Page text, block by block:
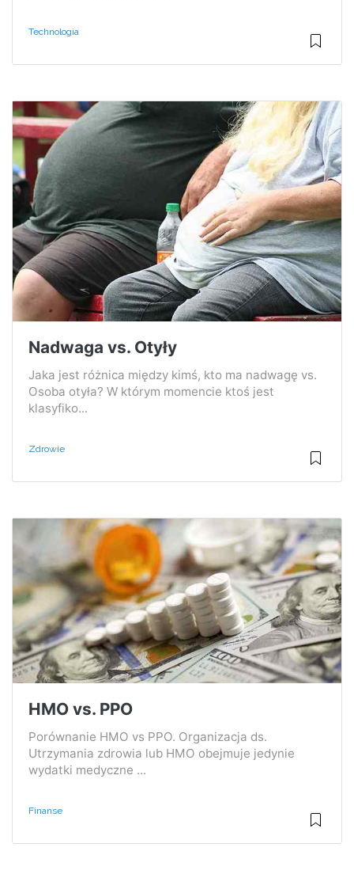
Technologia
Nadwaga vs. Otyły
Jaka jest różnica między kimś, kto ma nadwagę vs.
Osoba otyła? W którym momencie ktoś jest
klasyfiko...
Zdrowie
HMO vs. PPO
Porównanie HMO vs PPO. Organizacja ds.
Utrzymania zdrowia lub HMO obejmuje jedynie
wydatki medyczne ...
Finanse